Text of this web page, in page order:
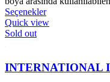
SeçeneklerBu
ürünün
var.
Seçenekler
Quick view
Sold out
INTERNATIONAL